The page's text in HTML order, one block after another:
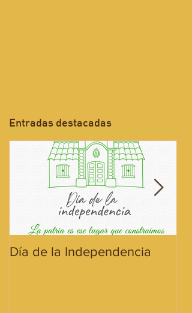
Entradas destacadas
Día de la Independencia